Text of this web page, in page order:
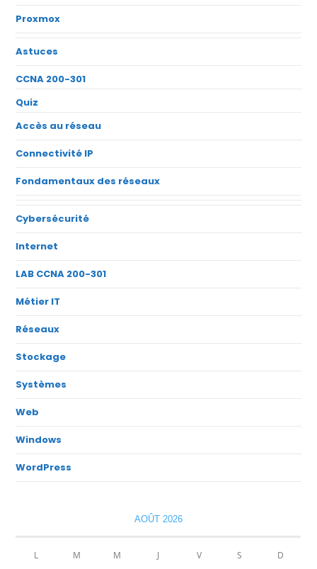
Proxmox
Astuces
CCNA 200-301
Quiz
Accès au réseau
Connectivité IP
Fondamentaux des réseaux
Cybersécurité
Internet
LAB CCNA 200-301
Métier IT
Réseaux
Stockage
Systèmes
Web
Windows
WordPress
AOÛT 2026
L M M J V S D